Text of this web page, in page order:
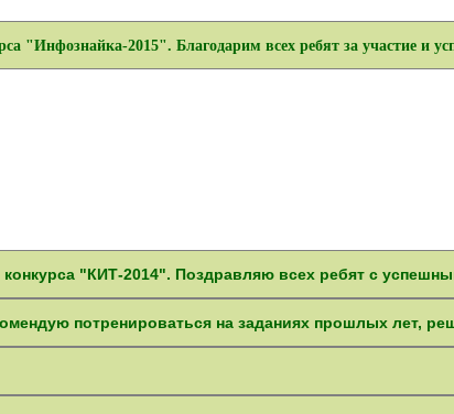
2015". Благодарим всех ребят за участие и
"КИТ-2014". Поздравляю всех ребят с
потренироваться на заданиях прошлых лет,